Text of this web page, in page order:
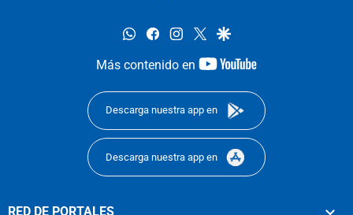
whatsappfacebookinstagram
twittergoogle
Más contenido en
youtube-
Descarga nuestra app en
Descarga nuestra app en
RED DE PORTALES